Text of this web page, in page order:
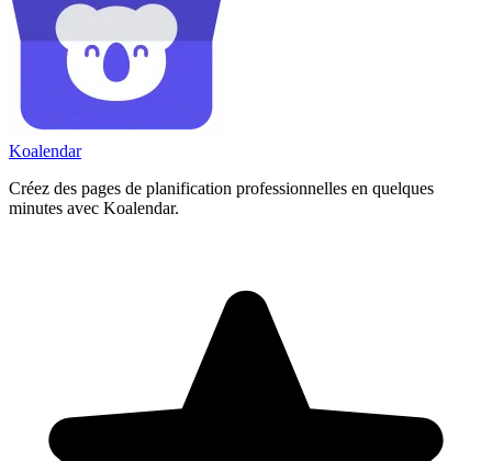
Koalendar
Créez des pages de planification professionnelles en quelques
minutes avec Koalendar.